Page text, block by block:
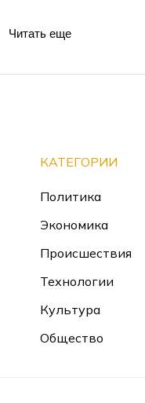
Читать еще
КАТЕГОРИИ
Политика
Экономика
Происшествия
Технологии
Культура
Общество